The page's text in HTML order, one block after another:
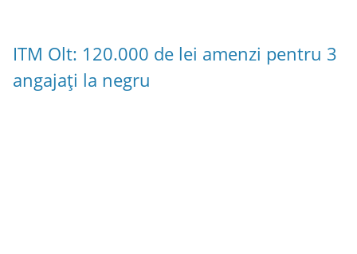
ITM Olt: 120.000 de lei amenzi pentru 3
angajați la negru